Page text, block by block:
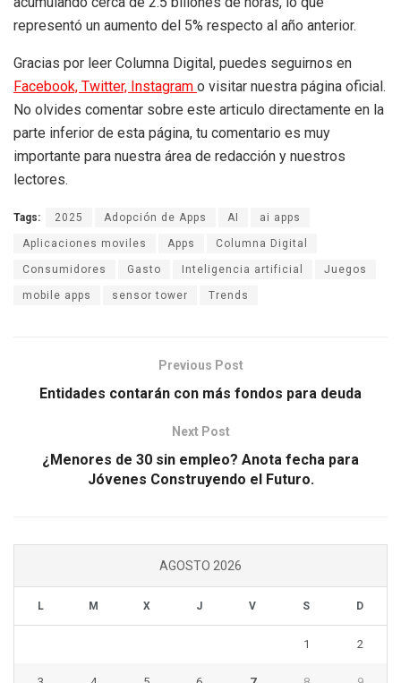
representó un aumento del 5% respecto al año anterior.
Gracias por leer Columna Digital, puedes seguirnos en
Facebook, Twitter, Instagram o visitar nuestra página oficial.
No olvides comentar sobre este articulo directamente en la
parte inferior de esta página, tu comentario es muy
importante para nuestra área de redacción y nuestros
lectores.
Tags: 2025 Adopción de Apps AI ai apps
Aplicaciones moviles Apps Columna Digital
Consumidores Gasto Inteligencia artificial Juegos
mobile apps sensor tower Trends
Previous Post
Entidades contarán con más fondos para deuda
Next Post
¿Menores de 30 sin empleo? Anota fecha para
Jóvenes Construyendo el Futuro.
AGOSTO 2026
L M X J V S D
1 2